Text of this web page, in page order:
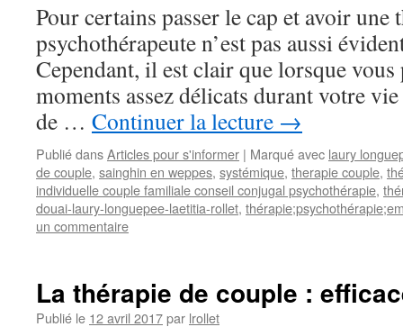
Pour certains passer le cap et avoir une
psychothérapeute n’est pas aussi
Cependant, il est clair que lorsque vous
moments assez délicats durant votre
de … Continuer la lecture →
Publié dansArticles pour s'informer | Marqué avec laury
de couple, sainghin en weppes, systémique, therapie couple,
individuelle couple familiale conseil conjugal psychothérapie,
douai-laury-longuepee-laetitia-rollet,
un commentaire
La thérapie de couple :
Publié le 12 avril 2017par lrollet